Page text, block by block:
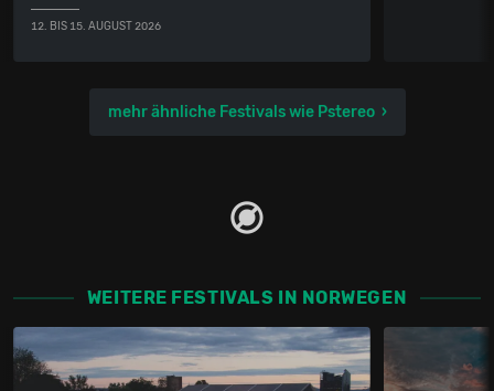
12. BIS 15. AUGUST 2026
mehr ähnliche Festivals wie Pstereo
WEITERE FESTIVALS IN NORWEGEN